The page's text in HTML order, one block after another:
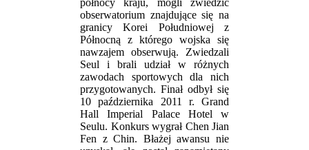
północy kraju, mogli zwiedzić
obserwatorium znajdujące się na
granicy Korei Południowej z
Północną z którego wojska się
nawzajem obserwują. Zwiedzali
Seul i brali udział w różnych
zawodach sportowych dla nich
przygotowanych. Finał odbył się
10 października 2011 r. Grand
Hall Imperial Palace Hotel w
Seulu. Konkurs wygrał Chen Jian
Fen z Chin. Błażej awansu nie